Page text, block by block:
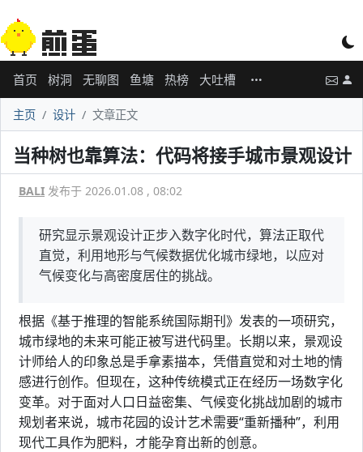
首页 树洞 无聊图 鱼塘 热榜 大吐槽
主页 设计 文章正文
当种树也靠算法：代码将接手城市景观设计
BALI 发布于 2026.01.08 , 08:02
研究显示景观设计正步入数字化时代，算法正取代
直觉，利用地形与气候数据优化城市绿地，以应对
气候变化与高密度居住的挑战。
根据《基于推理的智能系统国际期刊》发表的一项研究，
城市绿地的未来可能正被写进代码里。长期以来，景观设
计师给人的印象总是手拿素描本，凭借直觉和对土地的情
感进行创作。但现在，这种传统模式正在经历一场数字化
变革。对于面对人口日益密集、气候变化挑战加剧的城市
规划者来说，城市花园的设计艺术需要“重新播种”，利用
现代工具作为肥料，才能孕育出新的创意。